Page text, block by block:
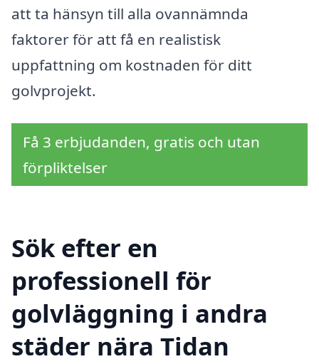
att ta hänsyn till alla ovannämnda
faktorer för att få en realistisk
uppfattning om kostnaden för ditt
golvprojekt.
Få 3 erbjudanden, gratis och utan
förpliktelser
Sök efter en
professionell för
golvläggning i andra
städer nära Tidan